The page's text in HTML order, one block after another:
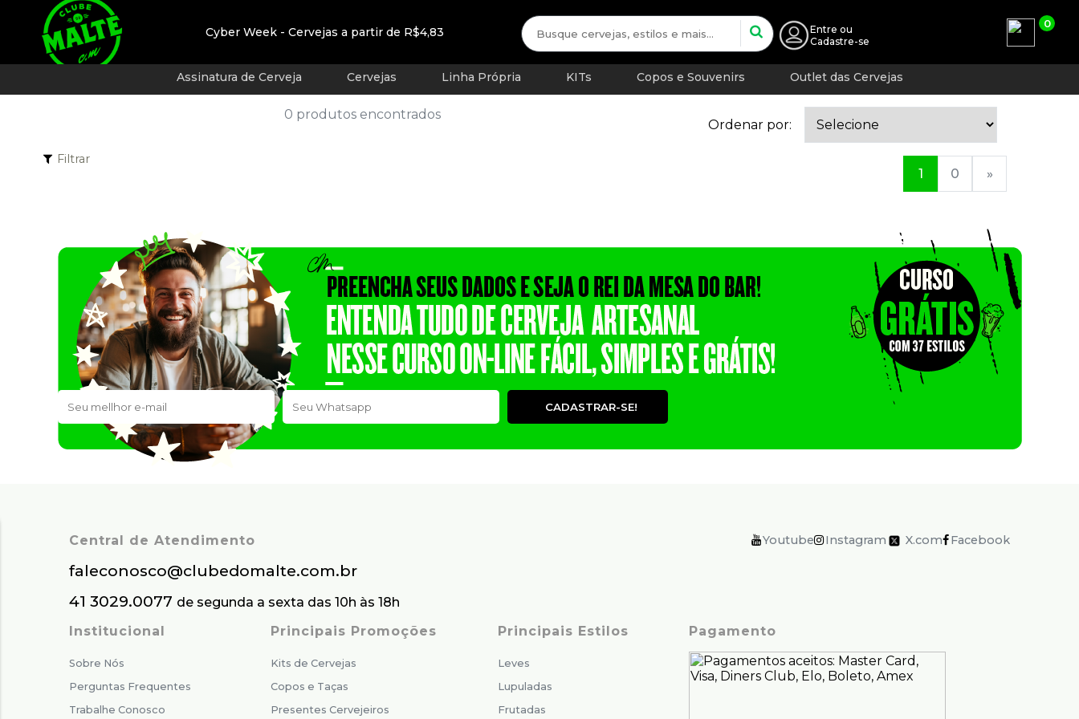
Cyber Week - Cervejas a partir de R$4,83 Entre ou
Cadastre-se
0
Assinatura de Cerveja Cervejas Linha Própria KITs Copos e Souvenirs Outlet das Cervejas
Filtrar
0 produtos encontrados
Ordenar por:
1 0 »
CADASTRAR-SE!
Central de Atendimento
faleconosco@clubedomalte.com.br
41 3029.0077 de segunda a sexta das 10h às 18h
Youtube Instagram X.com Facebook
Institucional
Sobre Nós
Perguntas Frequentes
Trabalhe Conosco
Principais Promoções
Kits de Cervejas
Copos e Taças
Presentes Cervejeiros
Principais Estilos
Leves
Lupuladas
Frutadas
Pagamento